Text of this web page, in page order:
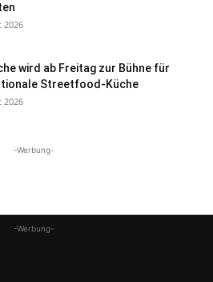
2026
wird ab Freitag zur Bühne für
Streetfood-Küche
2026
-Werbung-
-Werbung-